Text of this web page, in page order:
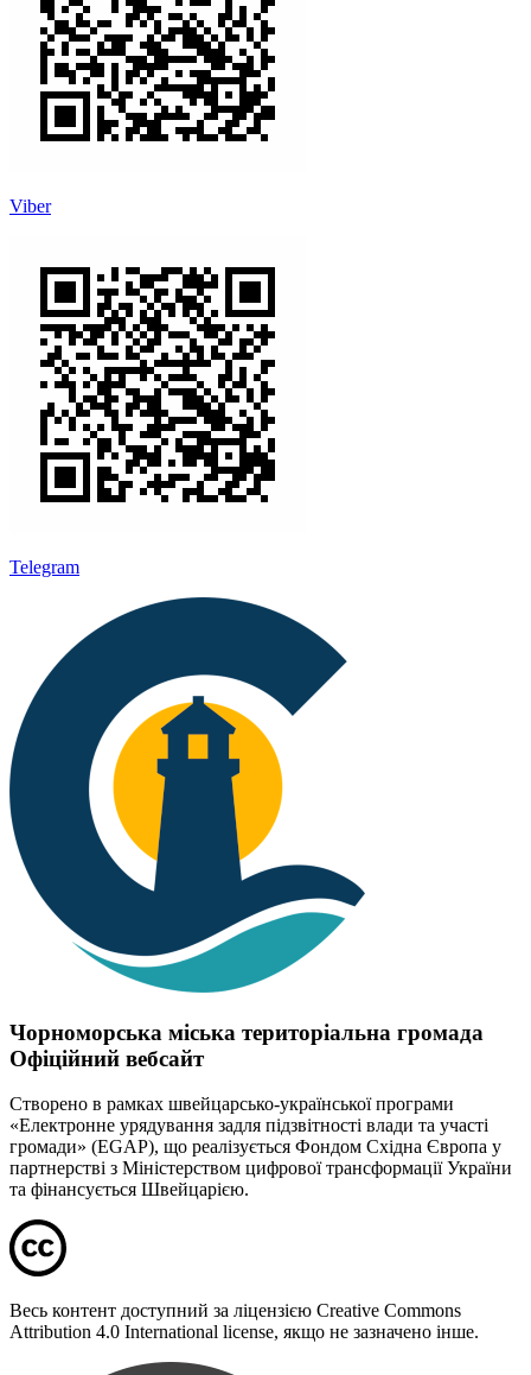
Viber
Telegram
Чорноморська міська територіальна громада
Офіційний вебсайт
Створено в рамках швейцарсько-української програми
«Електронне урядування задля підзвітності влади та участі
громади» (EGAP), що реалізується Фондом Східна Європа у
партнерстві з Міністерством цифрової трансформації України
та фінансується Швейцарією.
Весь контент доступний за ліцензією Creative Commons
Attribution 4.0 International license, якщо не зазначено інше.